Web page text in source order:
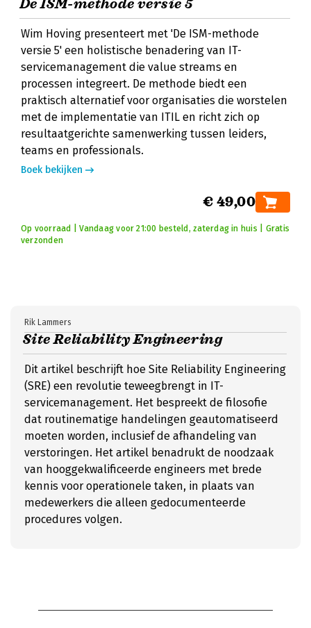
De ISM-methode versie 5
Wim Hoving presenteert met 'De ISM-methode
versie 5' een holistische benadering van IT-
servicemanagement die value streams en
processen integreert. De methode biedt een
praktisch alternatief voor organisaties die worstelen
met de implementatie van ITIL en richt zich op
resultaatgerichte samenwerking tussen leiders,
teams en professionals.
Boek bekijken
€ 49,00
Op voorraad | Vandaag voor 21:00 besteld, zaterdag in huis | Gratis
verzonden
Site Reliability Engineering
Rik Lammers
Dit artikel beschrijft hoe Site Reliability Engineering
(SRE) een revolutie teweegbrengt in IT-
servicemanagement. Het bespreekt de filosofie
dat routinematige handelingen geautomatiseerd
moeten worden, inclusief de afhandeling van
verstoringen. Het artikel benadrukt de noodzaak
van hooggekwalificeerde engineers met brede
kennis voor operationele taken, in plaats van
medewerkers die alleen gedocumenteerde
procedures volgen.